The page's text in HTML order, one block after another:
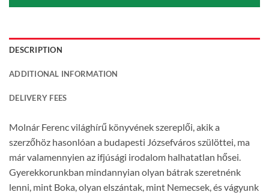
DESCRIPTION
ADDITIONAL INFORMATION
DELIVERY FEES
Molnár Ferenc világhírű könyvének szereplői, akik a
szerzőhöz hasonlóan a budapesti Józsefváros szülöttei, ma
már valamennyien az ifjúsági irodalom halhatatlan hősei.
Gyerekkorunkban mindannyian olyan bátrak szeretnénk
lenni, mint Boka, olyan elszántak, mint Nemecsek, és vágyunk